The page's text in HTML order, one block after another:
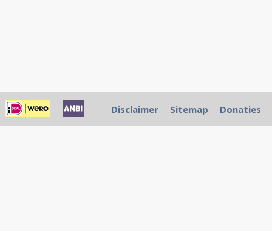
Disclaimer Sitemap Donaties